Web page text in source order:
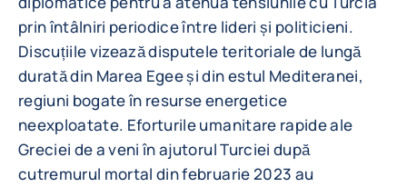
prin întâlniri periodice între lideri și politicieni.
Discuțiile vizează disputele teritoriale de lungă
durată din Marea Egee și din estul Mediteranei,
regiuni bogate în resurse energetice
neexploatate. Eforturile umanitare rapide ale
Greciei de a veni în ajutorul Turciei după
cutremurul mortal din februarie 2023 au